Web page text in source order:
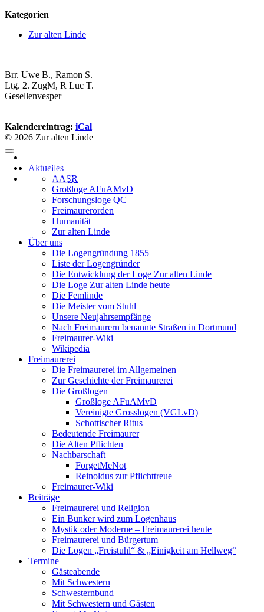
Kategorien
Zur alten Linde
Brr. Uwe B., Ramon S.
Ltg. 2. ZugM, R Luc T.
Gesellenvesper
Kalendereintrag: iCal
© 2026 Zur alten Linde
Datenschutzerklärung
Supported by
Aktuelles
AASR
Großloge AFuAMvD
Forschungsloge QC
Freimaurerorden
Humanität
Zur alten Linde
Über uns
Die Logengründung 1855
Liste der Logengründer
Die Entwicklung der Loge Zur alten Linde
Die Loge Zur alten Linde heute
Die Femlinde
Die Meister vom Stuhl
Unsere Neujahrsempfänge
Nach Freimaurern benannte Straßen in Dortmund
Freimaurer-Wiki
Wikipedia
Freimaurerei
Die Freimaurerei im Allgemeinen
Zur Geschichte der Freimaurerei
Die Großlogen
Großloge AFuAMvD
Vereinigte Grosslogen (VGLvD)
Schottischer Ritus
Bedeutende Freimaurer
Die Alten Pflichten
Nachbarschaft
ForgetMeNot
Reinoldus zur Pflichttreue
Freimaurer-Wiki
Beiträge
Freimaurerei und Religion
Ein Bunker wird zum Logenhaus
Mystik oder Moderne – Freimaurerei heute
Freimaurerei und Bürgertum
Die Logen „Freistuhl“ & „Einigkeit am Hellweg“
Termine
Gästeabende
Mit Schwestern
Schwesternbund
Mit Schwestern und Gästen